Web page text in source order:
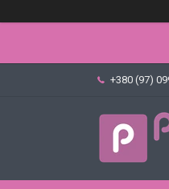
+380 (97)